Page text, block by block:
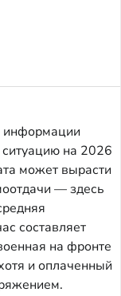
информации
на 2026
может вырасти
— здесь
составляет
на фронте
и оплаченный